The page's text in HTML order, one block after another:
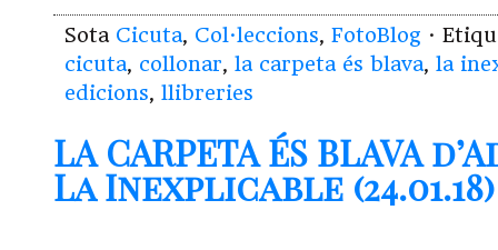
Sota Cicuta, Col·leccions, FotoBlog ·
cicuta, collonar, la carpeta és blava, la
edicions, llibreries
LA CARPETA ÉS BLAVA
La Inexplicable (24.01.18)